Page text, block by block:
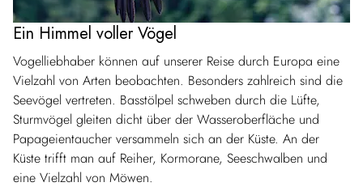
Ein Himmel voller Vögel
Vogelliebhaber können auf unserer Reise durch Europa eine
Vielzahl von Arten beobachten. Besonders zahlreich sind die
Seevögel vertreten. Basstölpel schweben durch die Lüfte,
Sturmvögel gleiten dicht über der Wasseroberfläche und
Papageientaucher versammeln sich an der Küste. An der
Küste trifft man auf Reiher, Kormorane, Seeschwalben und
eine Vielzahl von Möwen.